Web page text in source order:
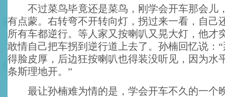
不过菜鸟毕竟还是菜鸟，刚学会开车那会儿
有点蒙。右转弯不开转向灯，拐过来一看，自己
所有车都逆行。等人家又按喇叭又晃大灯，他才
敢情自己把车拐到逆行道上去了。孙楠回忆说：
得脸皮厚，后边狂按喇叭也得装没听见，因为水
条斯理地开。”
最让孙楠难为情的是，学会开车不久的一个